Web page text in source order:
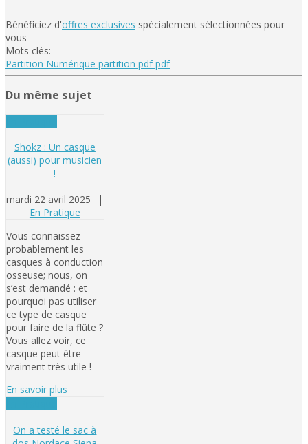
Bénéficiez d'offres exclusives spécialement sélectionnées pour
vous
Mots clés:
Partition Numérique partition pdfpdf
Du même sujet
Shokz : Un casque
(aussi) pour musicien
!
mardi 22 avril 2025
|
En Pratique
Vous connaissez
probablement les
casques à conduction
osseuse; nous, on
s’est demandé : et
pourquoi pas utiliser
ce type de casque
pour faire de la flûte ?
Vous allez voir, ce
casque peut être
vraiment très utile !
En savoir plus
On a testé le sac à